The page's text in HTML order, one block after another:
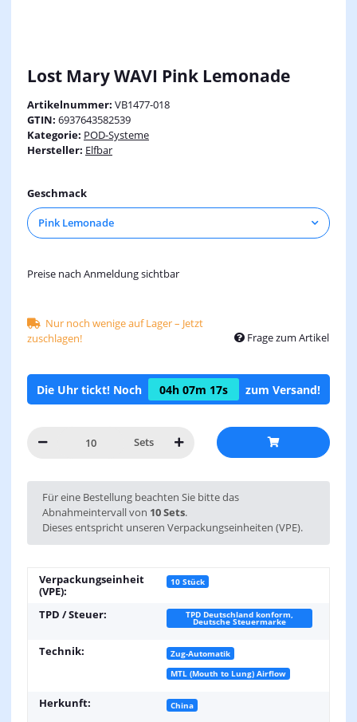
Lost Mary WAVI Pink Lemonade
Artikelnummer: VB1477-018
GTIN: 6937643582539
Kategorie: POD-Systeme
Hersteller: Elfbar
Geschmack
Pink Lemonade
Preise nach Anmeldung sichtbar
Nur noch wenige auf Lager – Jetzt
zuschlagen!
Frage zum Artikel
Die Uhr tickt! Noch 04h 07m 16s zum Versand!
Sets
x
Für eine Bestellung beachten Sie bitte das
Abnahmeintervall von 10 Sets.
Dieses entspricht unseren Verpackungseinheiten (VPE).
Verpackungseinheit
(VPE):
10 Stück
TPD / Steuer: TPD Deutschland konform,
Deutsche Steuermarke
Technik:
Zug-Automatik
MTL (Mouth to Lung) Airflow
Herkunft: China